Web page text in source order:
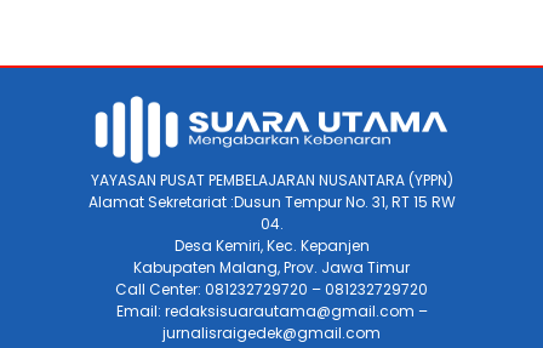
YAYASAN PUSAT PEMBELAJARAN NUSANTARA (YPPN)
Alamat Sekretariat :Dusun Tempur No. 31, RT 15 RW
04.
Desa Kemiri, Kec. Kepanjen
Kabupaten Malang, Prov. Jawa Timur
Call Center: 081232729720 – 081232729720
Email: redaksisuarautama@gmail.com –
jurnalisraigedek@gmail.com